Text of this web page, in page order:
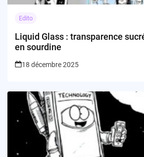
Edito
Liquid Glass : transparence
en sourdine
18 décembre 2025